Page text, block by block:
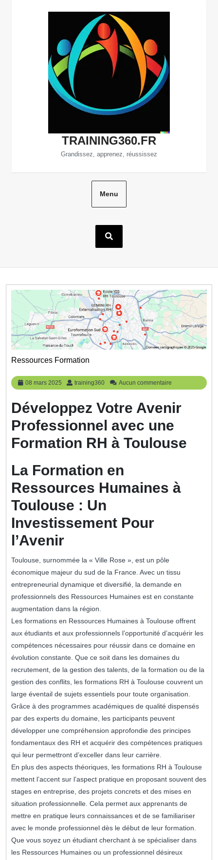
TRAINING360.FR
Grandissez, apprenez, réussissez
Menu
Ressources Formation
08 mars 2025
08
mars
training360 training360
Aucun commentaire
Développez Votre Avenir
Professionnel avec une
Formation RH à Toulouse
La Formation en
Ressources Humaines à
Toulouse : Un
Investissement Pour
l’Avenir
Toulouse, surnommée la « Ville Rose », est un pôle
économique majeur du sud de la France. Avec un tissu
entrepreneurial dynamique et diversifié, la demande en
professionnels des Ressources Humaines est en constante
augmentation dans la région.
Les formations en Ressources Humaines à Toulouse offrent
aux étudiants et aux professionnels l’opportunité d’acquérir les
compétences nécessaires pour réussir dans ce domaine en
évolution constante. Que ce soit dans les domaines du
recrutement, de la gestion des talents, de la formation ou de la
gestion des conflits, les formations RH à Toulouse couvrent un
large éventail de sujets essentiels pour toute organisation.
Grâce à des programmes académiques de qualité dispensés
par des experts du domaine, les participants peuvent
développer une compréhension approfondie des principes
fondamentaux des RH et acquérir des compétences pratiques
qui leur permettront d’exceller dans leur carrière.
En plus des aspects théoriques, les formations RH à Toulouse
mettent l’accent sur l’aspect pratique en proposant souvent des
stages en entreprise, des projets concrets et des mises en
situation professionnelle. Cela permet aux apprenants de
mettre en pratique leurs connaissances et de se familiariser
avec le monde professionnel dès le début de leur formation.
Que vous soyez un étudiant cherchant à se spécialiser dans
les Ressources Humaines ou un professionnel désireux